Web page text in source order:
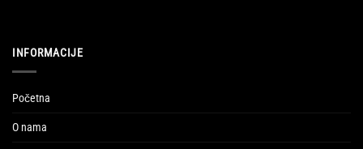
INFORMACIJE
Početna
O nama